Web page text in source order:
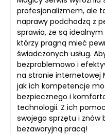
profesjonalizmem, ale
naprawy podchodzą z
sprawia, że są
którzy pragną mieć
świadczonych usług.
bezproblemowo i
na stronie internetowej
jak ich kompetencje
bezpiecznego i
technologii. Z ich
swojego sprzętu i znów
bezawaryjną pracą!